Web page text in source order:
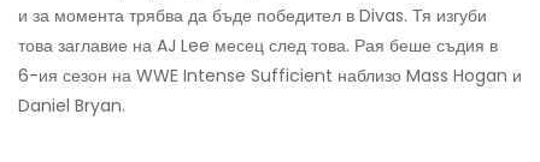
и за момента трябва да бъде победител в Divas. Тя изгуби
това заглавие на AJ Lee месец след това. Рая беше съдия в
6-ия сезон на WWE Intense Sufficient наблизо Mass Hogan и
Daniel Bryan.